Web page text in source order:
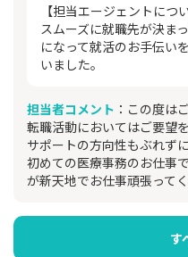
【担当エージェントにつ
スムーズに就職先が決ま
になって就活のお手伝い
いました。
担当者コメント ：この度は
転職活動においてはご要望
サポートの方向性もぶれず
初めての医療事務のお仕事
が新天地でお仕事頑張ってく
す